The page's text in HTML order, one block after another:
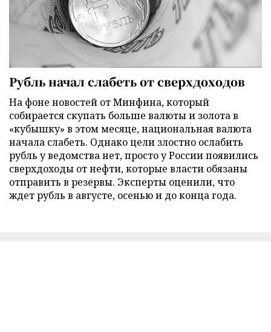
Рубль начал слабеть от сверхдоходов
На фоне новостей от Минфина, который
собирается скупать больше валюты и золота в
«кубышку» в этом месяце, национальная валюта
начала слабеть. Однако цели злостно ослабить
рубль у ведомства нет, просто у России появились
сверхдоходы от нефти, которые власти обязаны
отправить в резервы. Эксперты оценили, что
ждет рубль в августе, осенью и до конца года.